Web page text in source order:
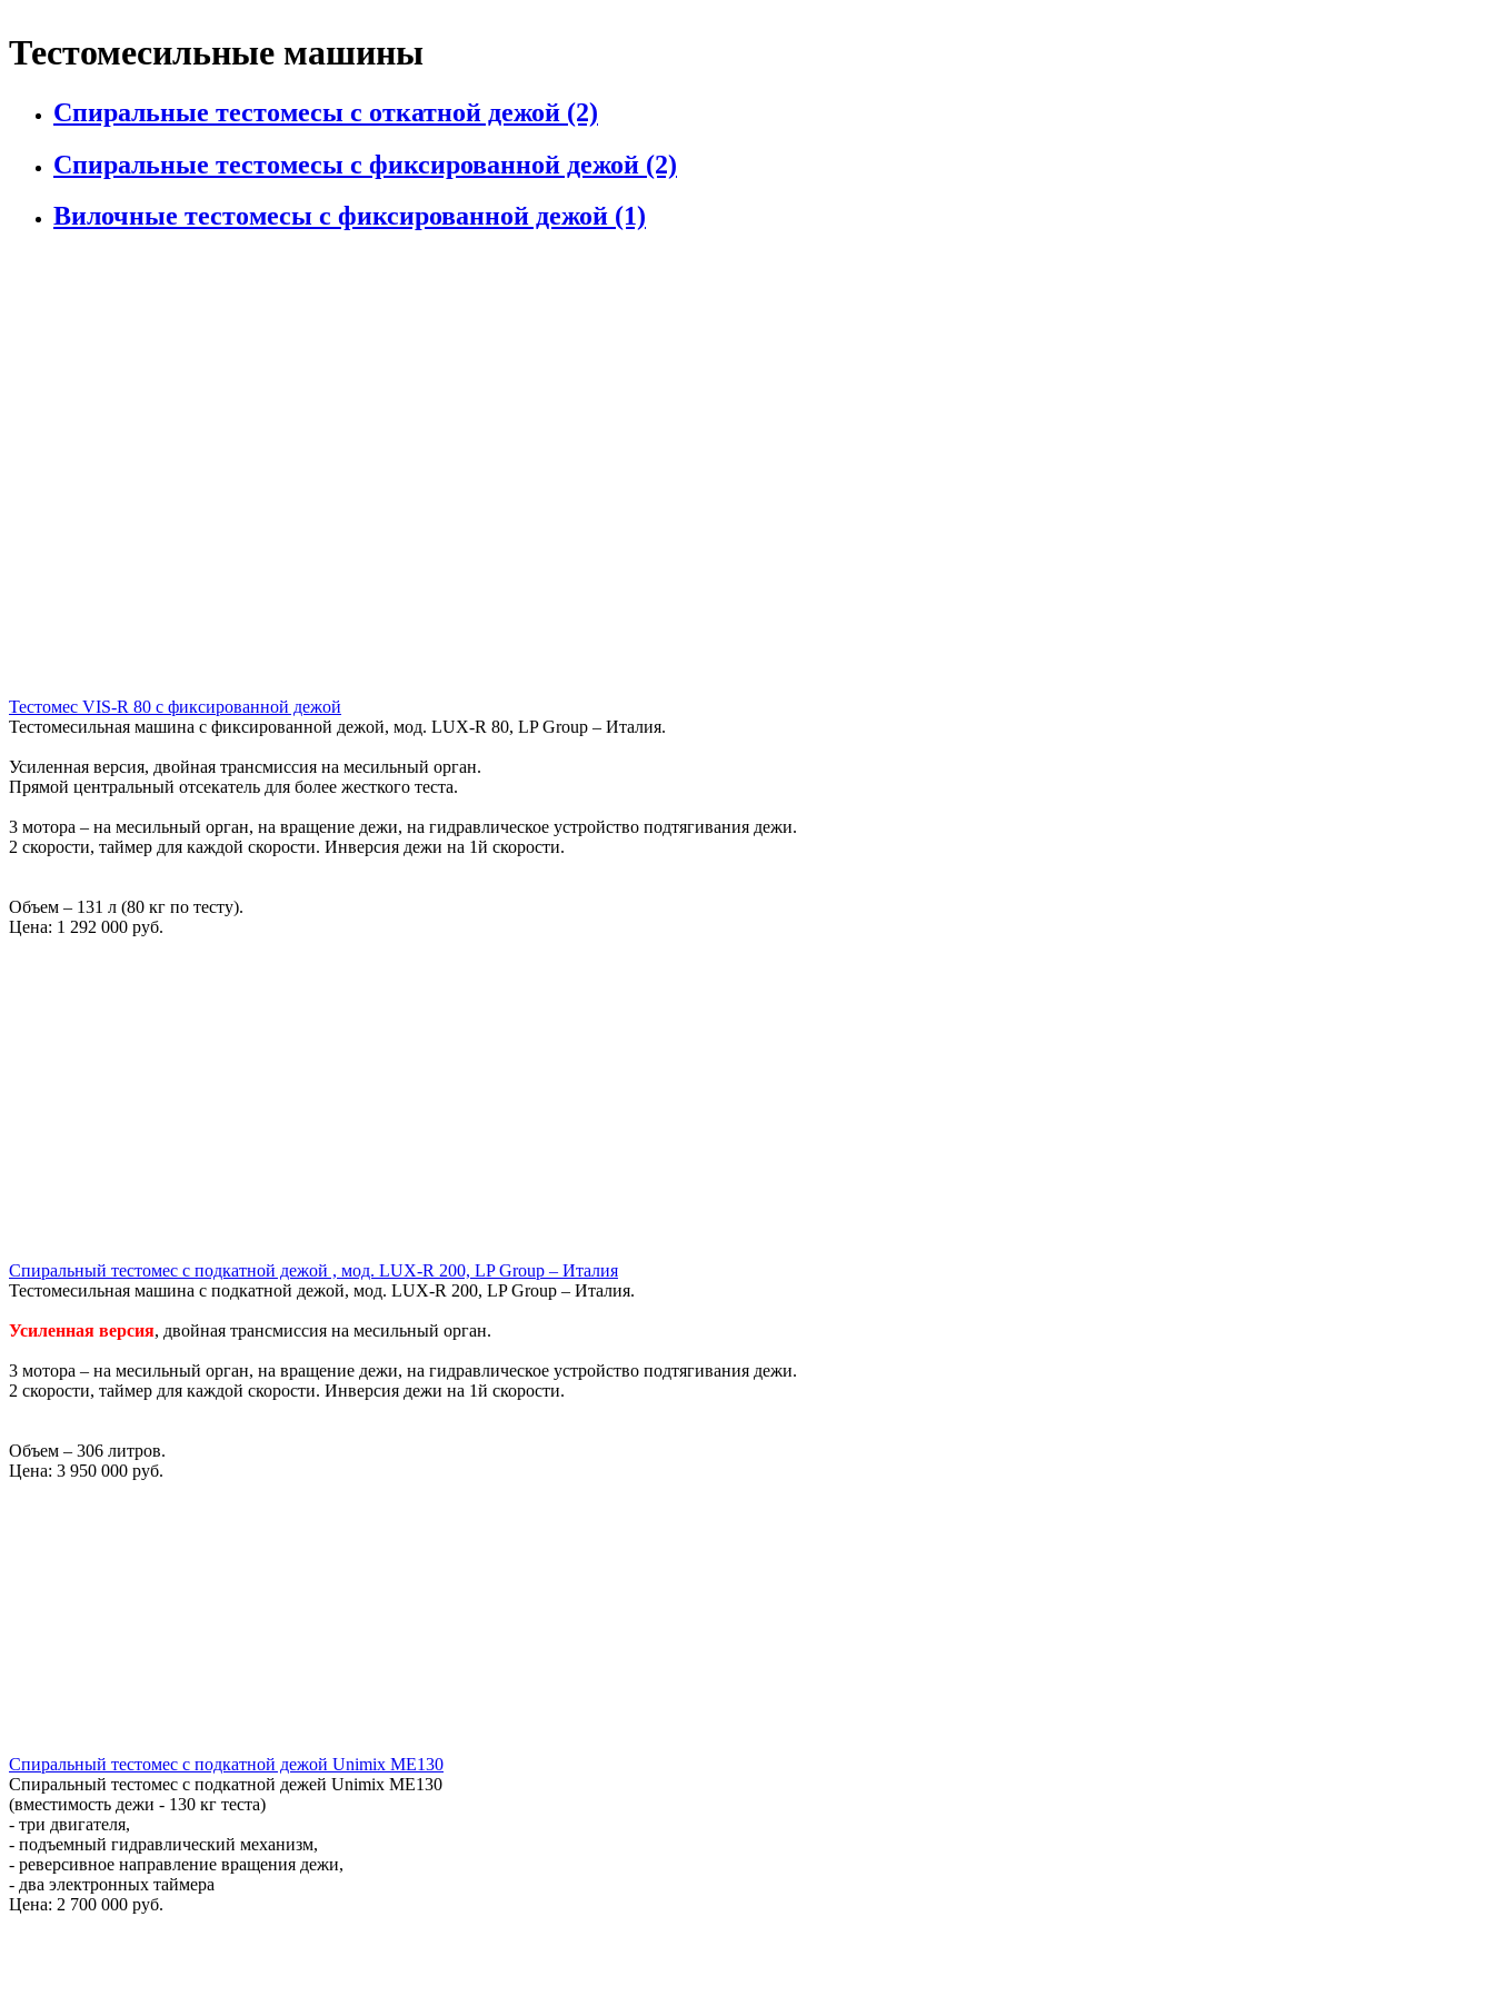
Тестомесильные машины
Спиральные тестомесы с откатной дежой (2)
Спиральные тестомесы с фиксированной дежой (2)
Вилочные тестомесы с фиксированной дежой (1)
Тестомес VIS-R 80 с фиксированной дежой
Тестомесильная машина с фиксированной дежой, мод. LUX-R 80, LP Group – Италия.
Усиленная версия, двойная трансмиссия на месильный орган.
Прямой центральный отсекатель для более жесткого теста.
3 мотора – на месильный орган, на вращение дежи, на гидравлическое устройство подтягивания дежи.
2 скорости, таймер для каждой скорости. Инверсия дежи на 1й скорости.
Объем – 131 л (80 кг по тесту).
Цена: 1 292 000 руб.
Спиральный тестомес с подкатной дежой , мод. LUX-R 200, LP Group – Италия
Тестомесильная машина с подкатной дежой, мод. LUX-R 200, LP Group – Италия.
Усиленная версия, двойная трансмиссия на месильный орган.
3 мотора – на месильный орган, на вращение дежи, на гидравлическое устройство подтягивания дежи.
2 скорости, таймер для каждой скорости. Инверсия дежи на 1й скорости.
Объем – 306 литров.
Цена: 3 950 000 руб.
Спиральный тестомес с подкатной дежой Unimix ME130
Спиральный тестомес с подкатной дежей Unimix ME130
(вместимость дежи - 130 кг теста)
- три двигателя,
- подъемный гидравлический механизм,
- реверсивное направление вращения дежи,
- два электронных таймера
Цена: 2 700 000 руб.